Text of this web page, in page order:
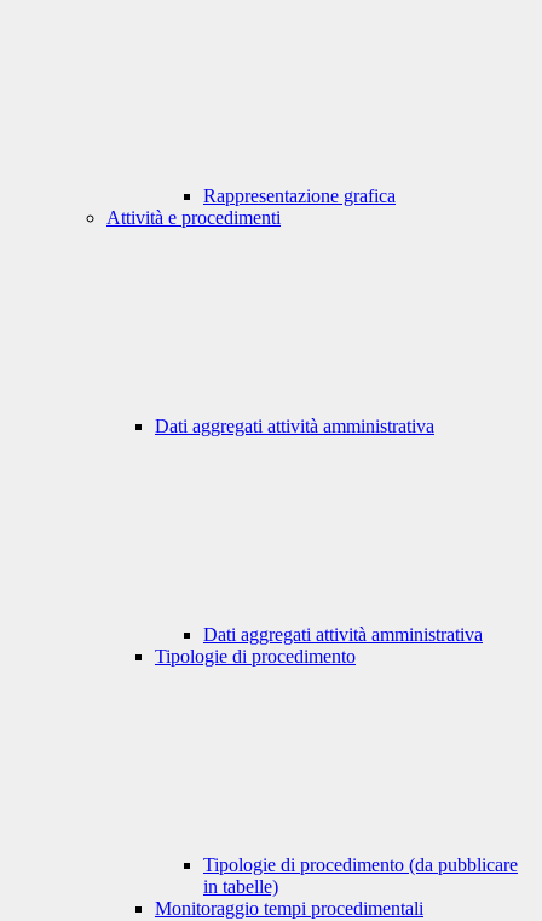
Rappresentazione grafica
Attività e procedimenti
Dati aggregati attività amministrativa
Dati aggregati attività amministrativa
Tipologie di procedimento
Tipologie di procedimento (da pubblicare
in tabelle)
Monitoraggio tempi procedimentali